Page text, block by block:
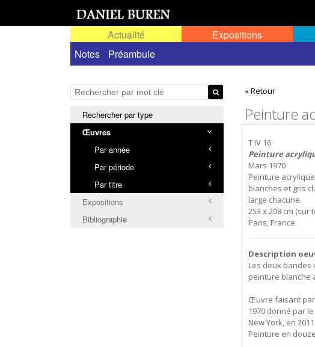
Actualité Expositions
Œuvres permanentes dans l'espace public ou semi-public
Notes
Préambule
Rechercher par type
Œuvres
Par année
Par période
Par titre
Expositions
Bibliographie
« Retour
Peinture
T IV 16
Peinture
Mars 1970
Peinture
blanches et gris
large chacune.
253 x 208 cm (sur
Paris, France
Description
Les deux
peinture blanche
Œuvre faisant
1970 donné par
New York, en
Peinture en